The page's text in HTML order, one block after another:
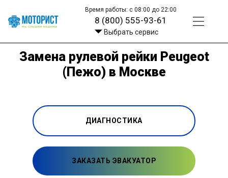
Время работы: с 08:00 до 22:00
8 (800) 555-93-61
Выбрать сервис
Замена рулевой рейки Peugeot
(Пежо) в Москве
ДИАГНОСТИКА
ЗАКАЗАТЬ ЭВАКУАТОР